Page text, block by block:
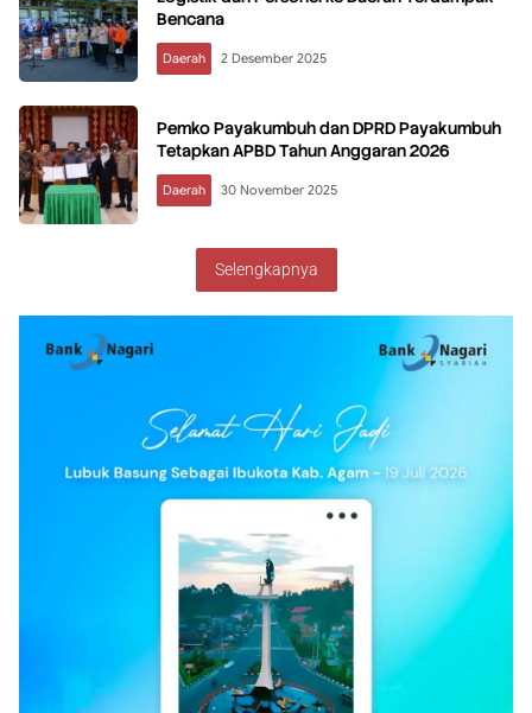
Bencana
Daerah 2 Desember 2025
Pemko Payakumbuh dan DPRD Payakumbuh
Tetapkan APBD Tahun Anggaran 2026
Daerah 30 November 2025
Selengkapnya